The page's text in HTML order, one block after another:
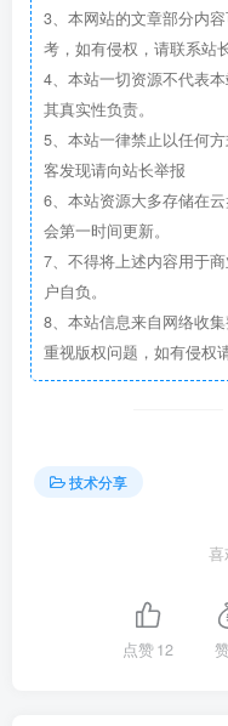
3、本网站的文章部分内
考，如有侵权，请联系站
4、本站一切资源不代表
其真实性负责。
5、本站一律禁止以任何
客发现请向站长举报
6、本站资源大多存储在
会第一时间更新。
7、不得将上述内容用于
户自负。
8、本站信息来自网络收
重视版权问题，如有侵权
技术分享
喜
点赞12